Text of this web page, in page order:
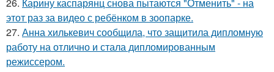
этот раз за видео с ребёнком в зоопарке.
27. Анна хилькевич сообщила, что защитила дипломную
работу на отлично и стала дипломированным
режиссером.